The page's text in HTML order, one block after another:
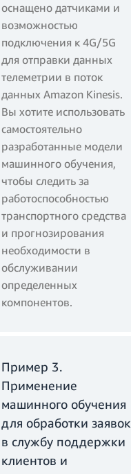
Плата за вычисления за
месяц
оснащено датчиками и
возможностью
подключения к 4G/5G
для отправки данных
телеметрии в поток
данных Amazon Kinesis.
Вы хотите использовать
самостоятельно
разработанные модели
машинного обучения,
чтобы следить за
работоспособностью
транспортного средства
и прогнозирования
необходимости в
обслуживании
определенных
компонентов.
Пример 3.
Применение
машинного обучения
для обработки заявок
в службу поддержки
клиентов и